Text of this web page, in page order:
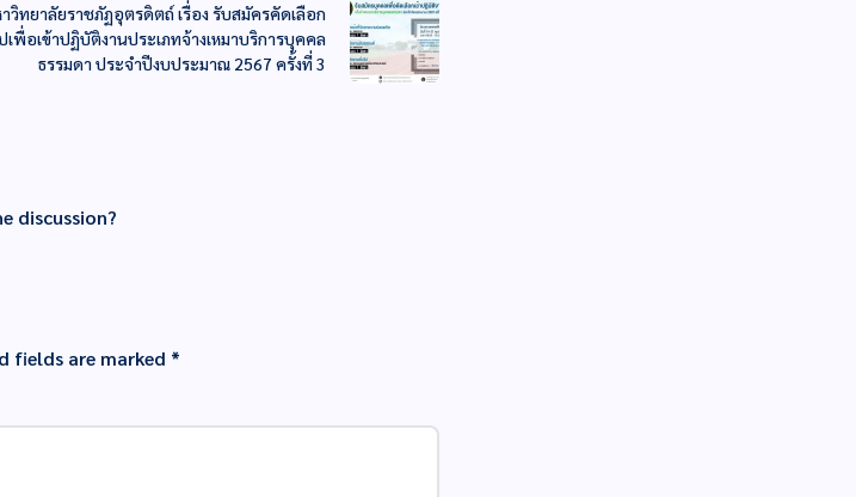
วิทยาลัยราชภัฏอุตรดิตถ์ เรื่อง รับสมัครคัดเลือก
พื่อเข้าปฏิบัติงานประเภทจ้างเหมาบริการบุคคล
ธรรมดา ประจำปีงบประมาณ 2567 ครั้งที่ 3
discussion?
fields are marked *